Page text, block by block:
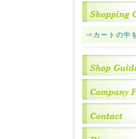
⇒カートの中